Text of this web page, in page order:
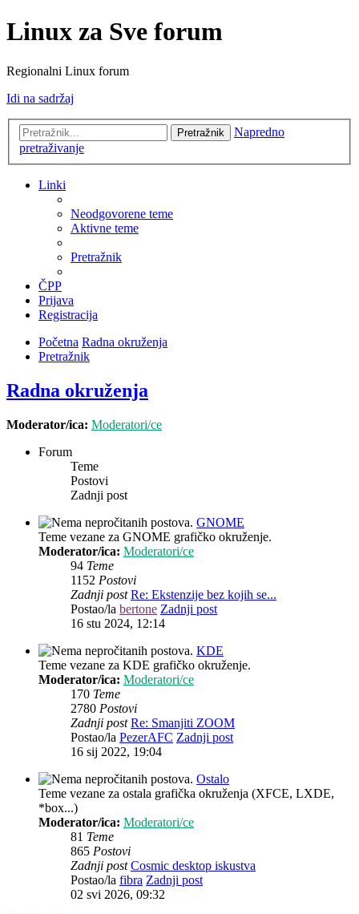
Linux za Sve forum
Regionalni Linux forum
Idi na sadržaj
Pretražnik
Napredno
pretraživanje
Linki
Neodgovorene teme
Aktivne teme
Pretražnik
ČPP
Prijava
Registracija
Početna Radna okruženja
Pretražnik
Radna okruženja
Moderator/ica: Moderatori/ce
Forum
Teme
Postovi
Zadnji post
GNOME
Teme vezane za GNOME grafičko okruženje.
Moderator/ica: Moderatori/ce
94 Teme
1152 Postovi
Zadnji post Re: Ekstenzije bez kojih se...
Postao/la bertone Zadnji post
16 stu 2024, 12:14
KDE
Teme vezane za KDE grafičko okruženje.
Moderator/ica: Moderatori/ce
170 Teme
2780 Postovi
Zadnji post Re: Smanjiti ZOOM
Postao/la PezerAFC Zadnji post
16 sij 2022, 19:04
Ostalo
Teme vezane za ostala grafička okruženja (XFCE, LXDE,
*box...)
Moderator/ica: Moderatori/ce
81 Teme
865 Postovi
Zadnji post Cosmic desktop iskustva
Postao/la fibra Zadnji post
02 svi 2026, 09:32